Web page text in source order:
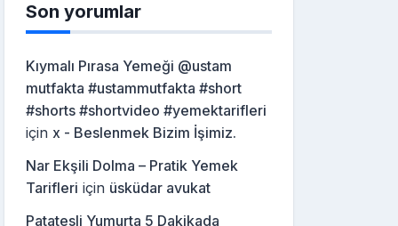
Son yorumlar
Kıymalı Pırasa Yemeği @ustam
mutfakta #ustammutfakta #short
#shorts #shortvideo #yemektarifleri
için x - Beslenmek Bizim İşimiz.
Nar Ekşili Dolma – Pratik Yemek
Tarifleri için üsküdar avukat
Patatesli Yumurta 5 Dakikada